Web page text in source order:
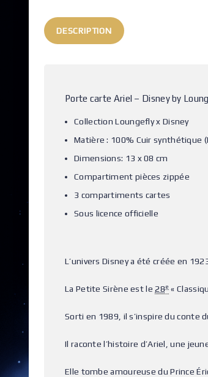
DESCRIPTION
Porte carte Ariel – Disney by
Collection Loungefly x Disney
Matière : 100% Cuir synthétique
Dimensions: 13 x 08 cm
Compartiment pièces zippée
3 compartiments cartes
Sous licence officielle
L’univers Disney a été créée en
La Petite Sirène est le28e «
Sorti en 1989, il s’inspire du conte
Il raconte l’histoire d’Ariel, une
Elle tombe amoureuse du Prince